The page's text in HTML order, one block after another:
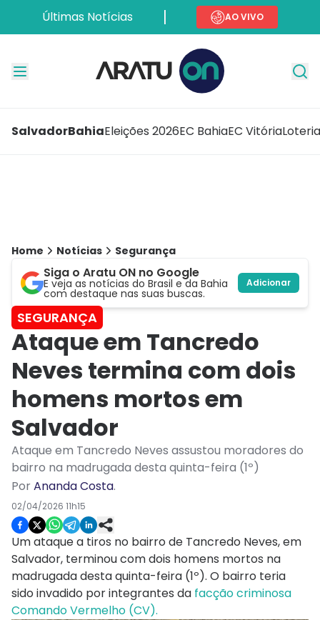
Últimas Notícias AO VIVO
SalvadorBahiaEleições 2026EC BahiaEC Vitória
Home Notícias Segurança
Siga o Aratu ON no Google
E veja as notícias do Brasil e da Bahia
com destaque nas suas buscas.
Adicionar
SEGURANÇA
Ataque em Tancredo
Neves termina com dois
homens mortos em
Salvador
Ataque em Tancredo Neves assustou moradores do
bairro na madrugada desta quinta-feira (1º)
PorAnanda Costa.
02/04/2026 11h15
Um ataque a tiros no bairro de Tancredo Neves, em
Salvador, terminou com dois homens mortos na
madrugada desta quinta-feira (1º). O bairro teria
sido invadido por integrantes da facção criminosa
Comando Vermelho (CV).